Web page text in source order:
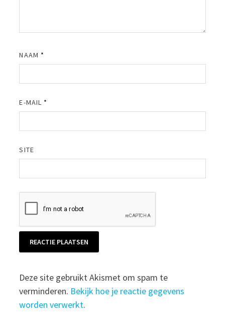
NAAM *
E-MAIL *
SITE
Deze site gebruikt Akismet om spam te
verminderen. Bekijk hoe je reactie gegevens
worden verwerkt.